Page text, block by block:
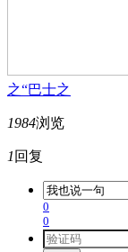
之“巴士之
1984浏览
1 回复
0
0